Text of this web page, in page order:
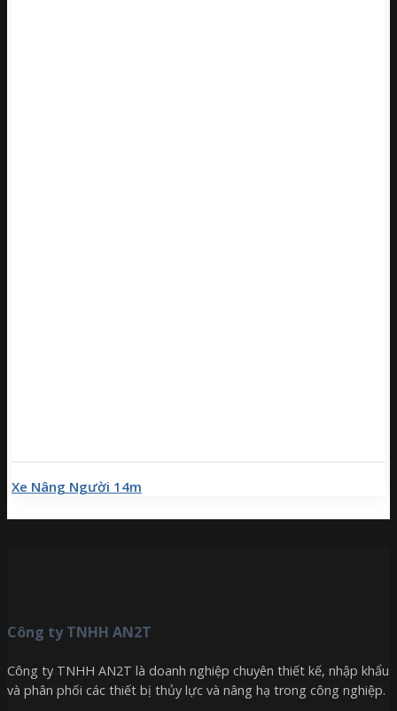
Xe Nâng Người 14m
Công ty TNHH AN2T
Công ty TNHH AN2T là doanh nghiệp chuyên thiết kế, nhập khẩu
và phân phối các thiết bị thủy lực và nâng hạ trong công nghiệp.